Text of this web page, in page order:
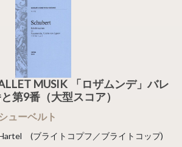
MUSIK 「ロザムンデ」バレ
第9番（大型スコア）
ューベルト
(ブライトコプフ／ブライトコップ)